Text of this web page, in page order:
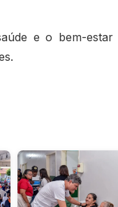
e o bem-estar